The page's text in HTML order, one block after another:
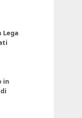
Lega
in